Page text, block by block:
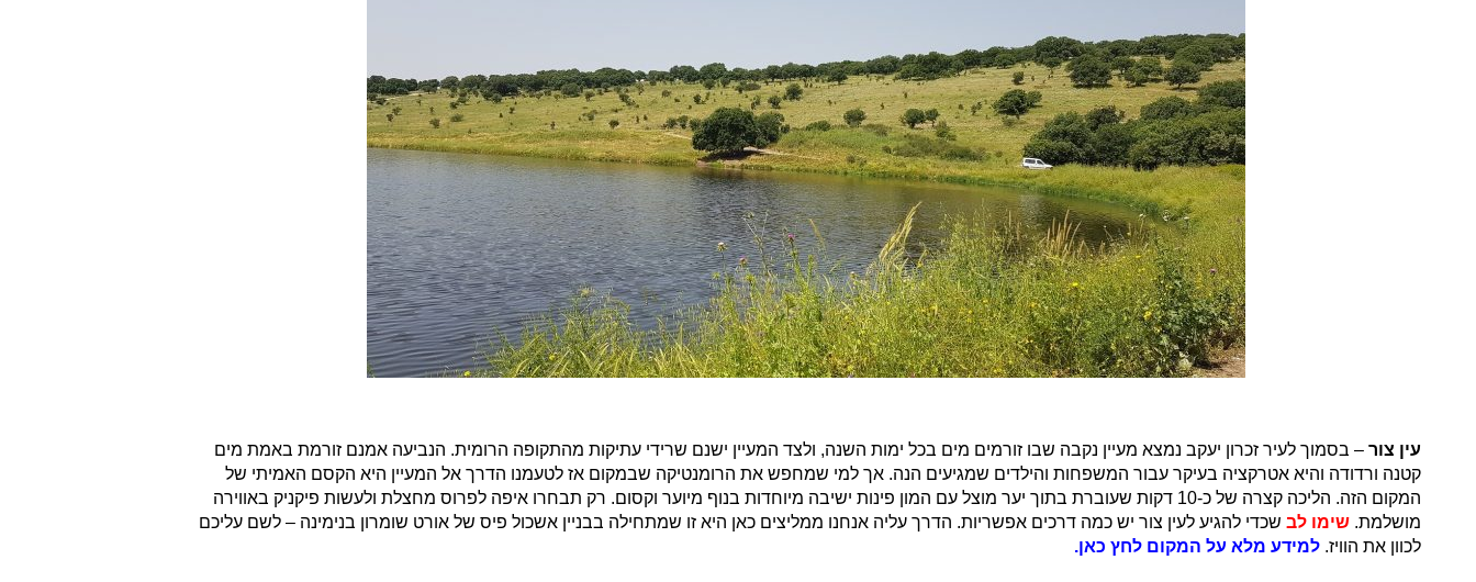
עין צור – בסמוך לעיר זכרון יעקב נמצא מעיין נקבה שבו זורמים מים בכל ימות השנה, ולצד המעיין ישנם שרידי עתיקות מהתקופה הרומית. הנביעה אמנם זורמת באמת מים
קטנה ורדודה והיא אטרקציה בעיקר עבור המשפחות והילדים שמגיעים הנה. אך למי שמחפש את הרומנטיקה שבמקום אז לטעמנו הדרך אל המעיין היא הקסם האמיתי של
המקום הזה. הליכה קצרה של כ-10 דקות שעוברת בתוך יער מוצל עם המון פינות ישיבה מיוחדות בנוף מיוער וקסום. רק תבחרו איפה לפרוס מחצלת ולעשות פיקניק באווירה
מושלמת. שימו לב שכדי להגיע לעין צור יש כמה דרכים אפשריות. הדרך עליה אנחנו ממליצים כאן היא זו שמתחילה בבניין אשכול פיס של אורט שומרון בנימינה – לשם עליכם
לכוון את הוויז. למידע מלא על המקום לחץ כאן.